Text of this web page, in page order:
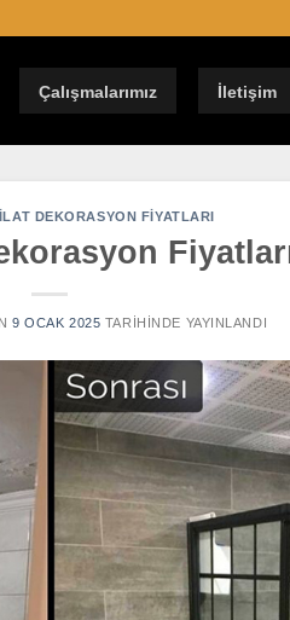
Çalışmalarımız İletişim
DEKORASYON FIYATLARI
9 OCAK 2025 TARIHINDE YAYINLANDI